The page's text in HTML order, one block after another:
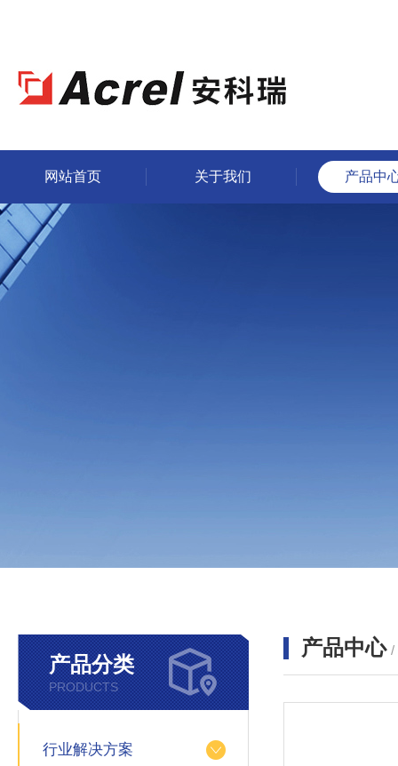
网站首页 关于我们 产品中
产品分类
PRODUCTS
行业解决方案
产品中心 /